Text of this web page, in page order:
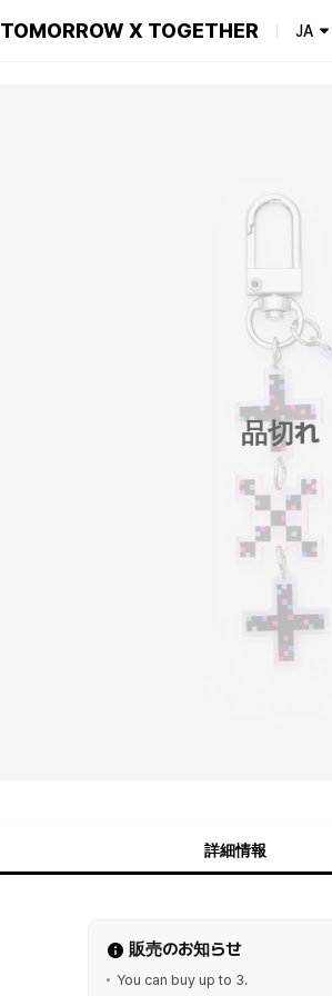
TOMORROW X TOGETHER JA
品切れ
詳細情報
販売のお知らせ
You can buy up to 3.